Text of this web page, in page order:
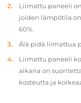
Liimattu paneeli
joiden lämpötila on
60%.
Älä pidä liimattua
Liimattu paneeli
aikana on
kosteutta ja